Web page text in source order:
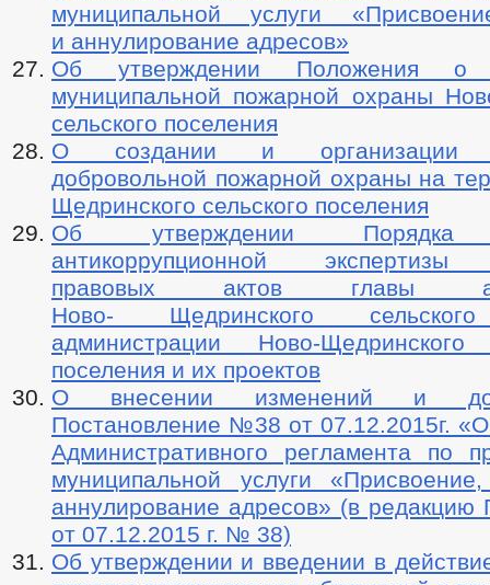
муниципальной услуги
и аннулирование адресов»
Об утверждении Положения о
муниципальной пожарной охраны
сельского поселения
О создании и организации
добровольной пожарной охраны на
Щедринского сельского поселения
Об утверждении Порядка
антикоррупционной экспертизы
правовых актов главы
Ново- Щедринского
администрации Ново-
поселения и их проектов
О внесении изменений и
Постановление №38 от 07.12.2015г.
Административного регламента по
муниципальной услуги
аннулирование адресов» (в редакцию
от 07.12.2015 г. № 38)
Об утверждении и введении в